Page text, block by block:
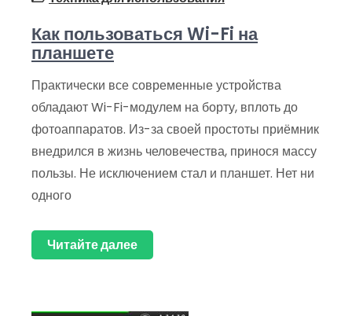
Как пользоваться Wi-Fi на
планшете
Практически все современные устройства
обладают Wi-Fi-модулем на борту, вплоть до
фотоаппаратов. Из-за своей простоты приёмник
внедрился в жизнь человечества, принося массу
пользы. Не исключением стал и планшет. Нет ни
одного
Читайте далее